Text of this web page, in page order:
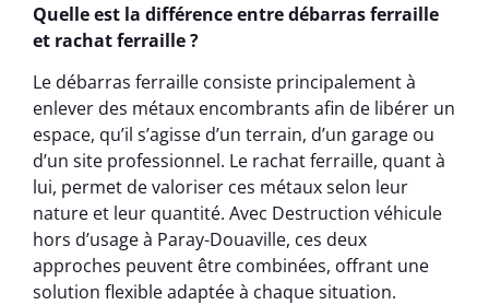
Quelle est la différence entre débarras ferraille
et rachat ferraille ?
Le débarras ferraille consiste principalement à
enlever des métaux encombrants afin de libérer un
espace, qu’il s’agisse d’un terrain, d’un garage ou
d’un site professionnel. Le rachat ferraille, quant à
lui, permet de valoriser ces métaux selon leur
nature et leur quantité. Avec Destruction véhicule
hors d’usage à Paray-Douaville, ces deux
approches peuvent être combinées, offrant une
solution flexible adaptée à chaque situation.